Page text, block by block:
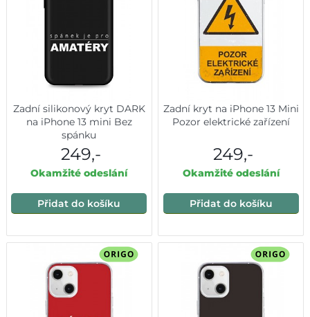
Zadní silikonový kryt DARK
na iPhone 13 mini Bez
spánku
249,-
Okamžité odeslání
Přidat do košíku
Zadní kryt na iPhone 13 Mini
Pozor elektrické zařízení
249,-
Okamžité odeslání
Přidat do košíku